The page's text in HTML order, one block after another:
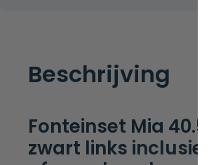
Beschrijving
Fonteinset Mia
zwart links